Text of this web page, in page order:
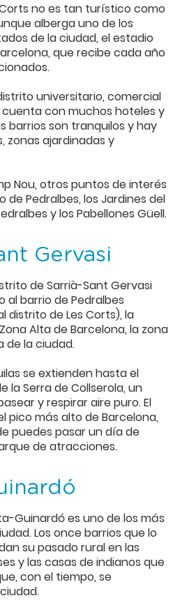
no es tan turístico como
alberga uno de los
de la ciudad, el estadio
que recibe cada año
universitario, comercial
con muchos hoteles y
barrios son tranquilos y hay
zonas ajardinadas y
Nou, otros puntos de interés
de Pedralbes, los Jardines del
y los Pabellones Güell.
Gervasi
de Sarrià-Sant Gervasi
al barrio de Pedralbes
distrito de Les Corts), la
Alta de Barcelona, la zona
de la ciudad.
se extienden hasta el
la Serra de Collserola, un
y respirar aire puro. El
pico más alto de Barcelona,
puedes pasar un día de
de atracciones.
Guinardó es uno de los más
Los once barrios que lo
su pasado rural en las
y las casas de indianos que
con el tiempo, se